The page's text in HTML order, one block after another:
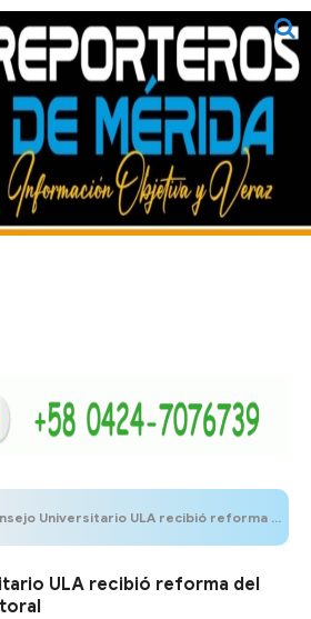
Universitario ULA recibió reforma del Reglamento Electoral
ULA recibió reforma del